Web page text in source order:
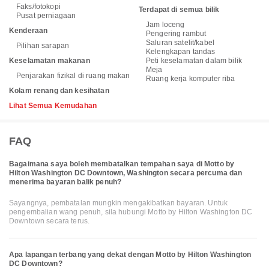
Faks/fotokopi
Pusat perniagaan
Kenderaan
Pilihan sarapan
Keselamatan makanan
Penjarakan fizikal di ruang makan
Kolam renang dan kesihatan
Terdapat di semua bilik
Jam loceng
Pengering rambut
Saluran satelit/kabel
Kelengkapan tandas
Peti keselamatan dalam bilik
Meja
Ruang kerja komputer riba
Lihat Semua Kemudahan
FAQ
Bagaimana saya boleh membatalkan tempahan saya di Motto by
Hilton Washington DC Downtown, Washington secara percuma dan
menerima bayaran balik penuh?
Sayangnya, pembatalan mungkin mengakibatkan bayaran. Untuk
pengembalian wang penuh, sila hubungi Motto by Hilton Washington DC
Downtown secara terus.
Apa lapangan terbang yang dekat dengan Motto by Hilton Washington
DC Downtown?